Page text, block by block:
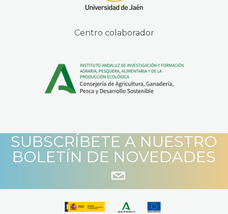
Centro colaborador
SUBSCRÍBETE A NUESTRO
BOLETÍN DE NOVEDADES